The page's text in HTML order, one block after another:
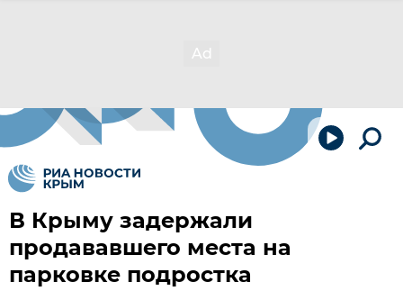
В Крыму задержали
продававшего места на
парковке подростка